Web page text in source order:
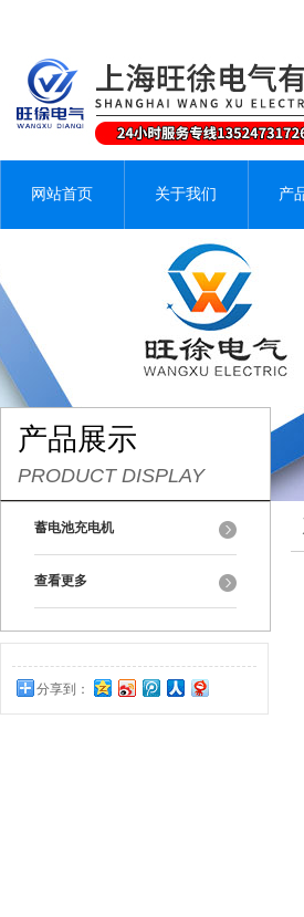
网站首页 关于我们 产
产品展示
PRODUCT DISPLAY
蓄电池充电机
查看更多
分享到：